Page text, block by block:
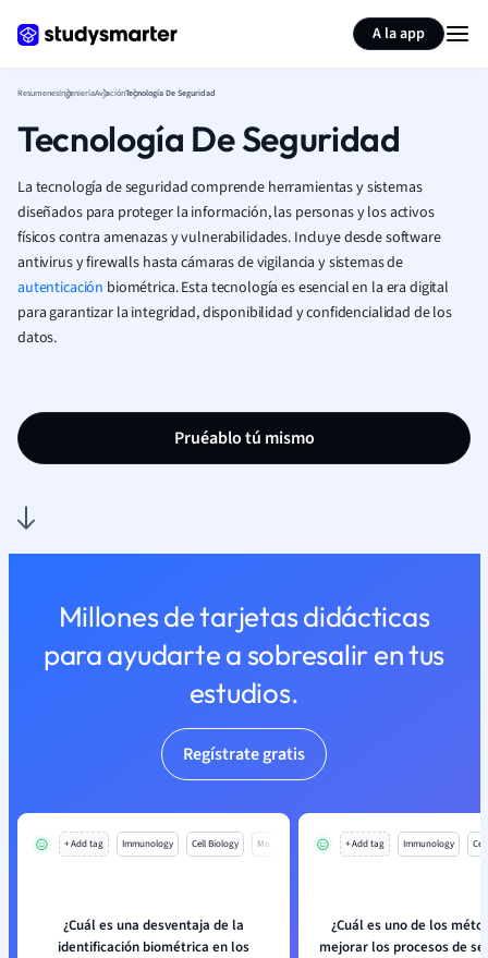
A la app
ResumenesIngenieríaAviaciónTecnología De Seguridad
Tecnología De Seguridad
La tecnología de seguridad comprende herramientas y sistemas
diseñados para proteger la información, las personas y los activos
físicos contra amenazas y vulnerabilidades. Incluye desde software
antivirus y firewalls hasta cámaras de vigilancia y sistemas de
autenticación biométrica. Esta tecnología es esencial en la era digital
para garantizar la integridad, disponibilidad y confidencialidad de los
datos.
Pruéablo tú mismo
Millones de tarjetas didácticas
para ayudarte a sobresalir en tus
estudios.
Regístrate gratis
+ Add tag Immunology Cell Biology Mo
¿Cuál es una desventaja de la
identificación biométrica en los
+ Add tag Immunology
¿Cuál es uno de los
mejorar los procesos de
Resumir página